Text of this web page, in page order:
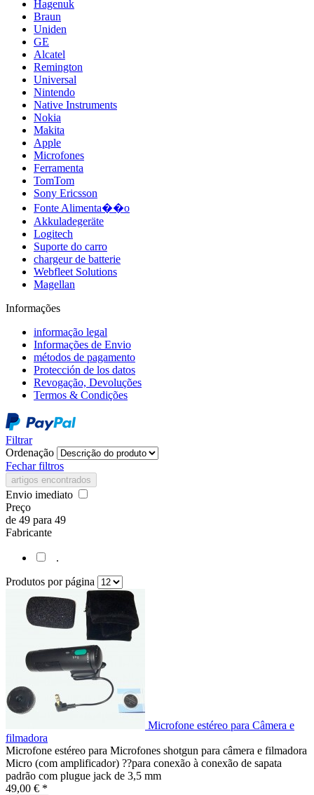
Hagenuk
Braun
Uniden
GE
Alcatel
Remington
Universal
Nintendo
Native Instruments
Nokia
Makita
Apple
Microfones
Ferramenta
TomTom
Sony Ericsson
Fonte Alimenta��o
Akkuladegeräte
Logitech
Suporte do carro
chargeur de batterie
Webfleet Solutions
Magellan
Informações
informação legal
Informações de Envio
métodos de pagamento
Protección de los datos
Revogação, Devoluções
Termos & Condições
Filtrar
Ordenação
Fechar filtros
artigos encontrados
Envio imediato
Preço
de 49 para 49
Fabricante
.
Produtos por página
Microfone estéreo para Câmera e
filmadora
Microfone estéreo para Microfones shotgun para câmera e filmadora
Micro (com amplificador) ??para conexão à conexão de sapata
padrão com plugue jack de 3,5 mm
49,00 € *